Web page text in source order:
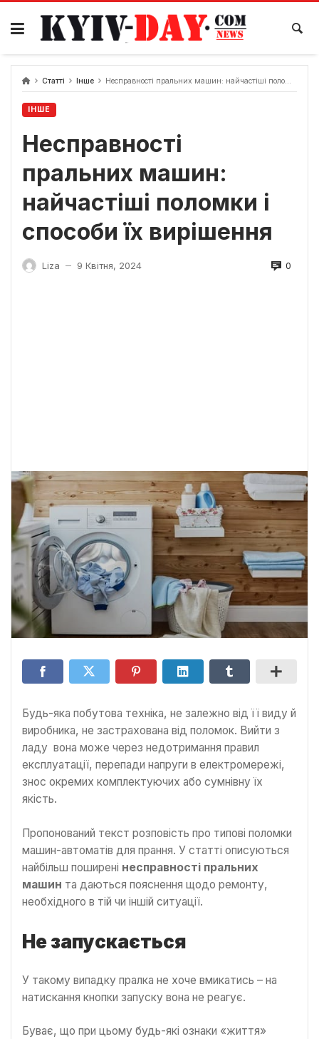
Перейти
вмісту
Статті Інше Несправності пральних машин: найчастіші поломки і способи їх вирішення
ІНШЕ
Несправності
пральних машин:
найчастіші поломки і
способи їх вирішення
Liza — 9 Квітня, 2024 0
Будь-яка побутова техніка, не залежно від її виду й
виробника, не застрахована від поломок. Вийти з
ладу вона може через недотримання правил
експлуатації, перепади напруги в електромережі,
знос окремих комплектуючих або сумнівну їх
якість.
Пропонований текст розповість про типові поломки
машин-автоматів для прання. У статті описуються
найбільш поширені несправності пральних
машин та даються пояснення щодо ремонту,
необхідного в тій чи іншій ситуації.
Не запускається
У такому випадку пралка не хоче вмикатись – на
натискання кнопки запуску вона не реагує.
Буває, що при цьому будь-які ознаки «життя»